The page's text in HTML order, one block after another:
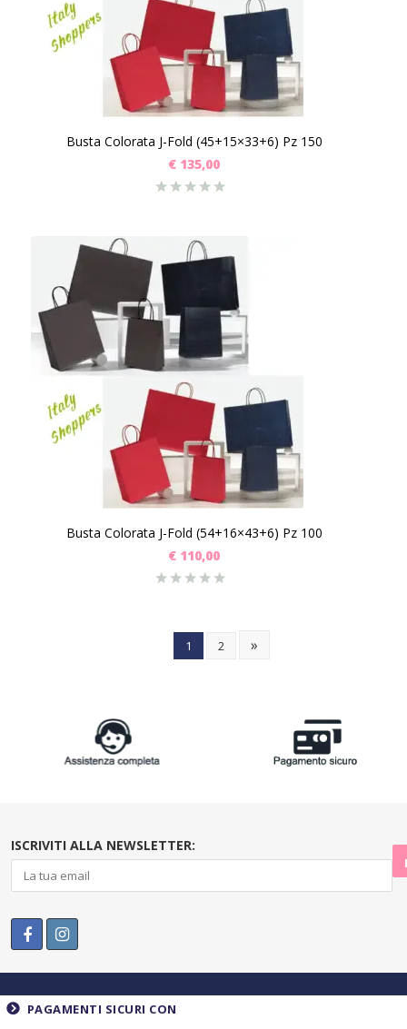
Busta Colorata J-Fold (45+15×33+6) Pz 150
€ 135,00
Busta Colorata J-Fold (54+16×43+6) Pz 100
€ 110,00
1 2 »
ISCRIVITI ALLA NEWSLETTER:
PAGAMENTI SICURI CON